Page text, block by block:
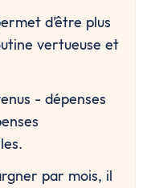
d’être plus
vertueuse et
- dépenses
par mois, il